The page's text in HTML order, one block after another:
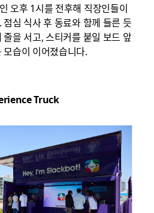
오후 1시를 전후해 직장인들이
심 식사 후 동료와 함께 들른 듯
을 서고, 스티커를 붙일 보드 앞
습이 이어졌습니다.
Truck